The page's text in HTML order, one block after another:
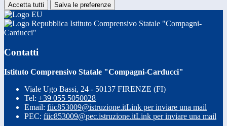
Accetta tutti Salva le preferenze
Istituto Comprensivo Statale "Compagni-
Carducci"
Contatti
Istituto Comprensivo Statale "Compagni-Carducci"
Viale Ugo Bassi, 24 - 50137 FIRENZE (FI)
Tel: +39 055 5050028
Email: fiic853009@istruzione.itLink per inviare una mail
PEC: fiic853009@pec.istruzione.itLink per inviare una mail